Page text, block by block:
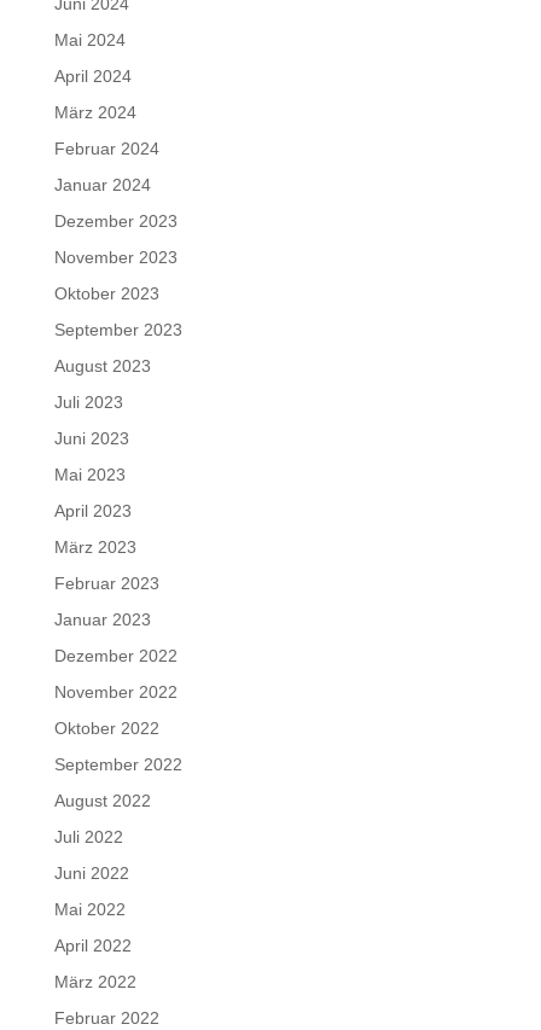
Juni 2024
Mai 2024
April 2024
März 2024
Februar 2024
Januar 2024
Dezember 2023
November 2023
Oktober 2023
September 2023
August 2023
Juli 2023
Juni 2023
Mai 2023
April 2023
März 2023
Februar 2023
Januar 2023
Dezember 2022
November 2022
Oktober 2022
September 2022
August 2022
Juli 2022
Juni 2022
Mai 2022
April 2022
März 2022
Februar 2022